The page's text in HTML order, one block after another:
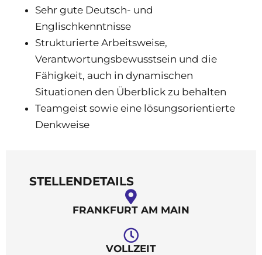
Sehr gute Deutsch- und
Englischkenntnisse
Strukturierte Arbeitsweise,
Verantwortungsbewusstsein und die
Fähigkeit, auch in dynamischen
Situationen den Überblick zu behalten
Teamgeist sowie eine lösungsorientierte
Denkweise
STELLENDETAILS
FRANKFURT AM MAIN
VOLLZEIT